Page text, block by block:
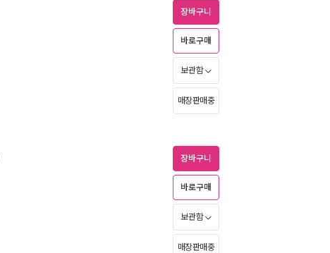
장바구니
바로구매
보관함
매장판매중
장바구니
바로구매
보관함
매장판매중